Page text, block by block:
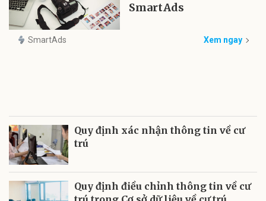
SmartAds
SmartAds Xem ngay
Quy định xác nhận thông tin về cư
trú
Quy định điều chỉnh thông tin về cư